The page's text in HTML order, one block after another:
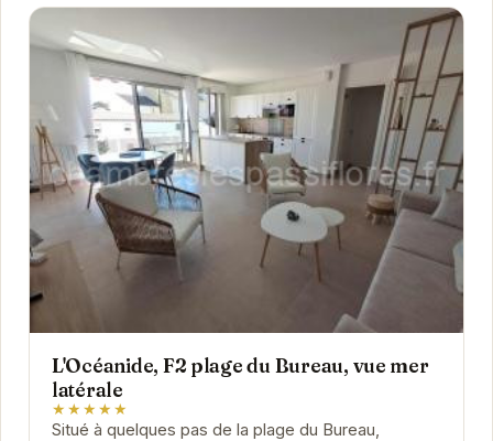
L'Océanide, F2 plage du Bureau, vue mer
latérale
★★★★★
Situé à quelques pas de la plage du Bureau,